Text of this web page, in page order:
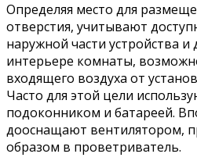
Определяя место для
отверстия, учитывают
наружной части устройства
интерьере комнаты,
входящего воздуха от
Часто для этой цели
подоконником и батареей.
дооснащают вентилятором,
образом в проветриватель.